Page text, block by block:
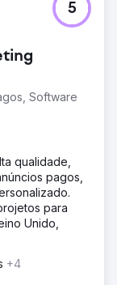
Software
5
qualidade,
pagos,
para
Unido,
+4